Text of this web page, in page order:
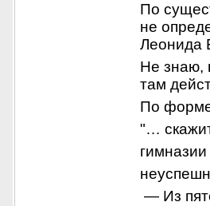
По
не
Леонида
Не знаю,
там
По
"…
— Из